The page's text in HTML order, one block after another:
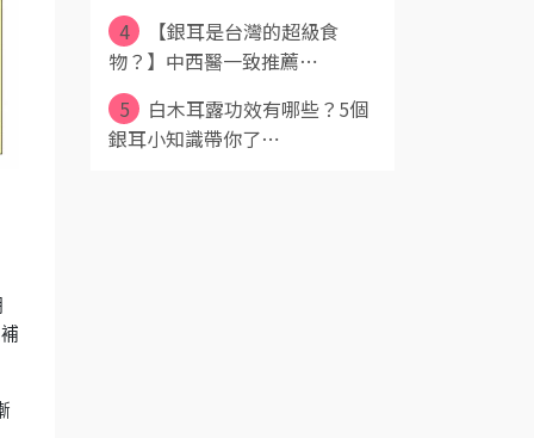
4
【銀耳是台灣的超級食
物？】中西醫一致推薦⋯
5
白木耳露功效有哪些？5個
銀耳小知識帶你了⋯